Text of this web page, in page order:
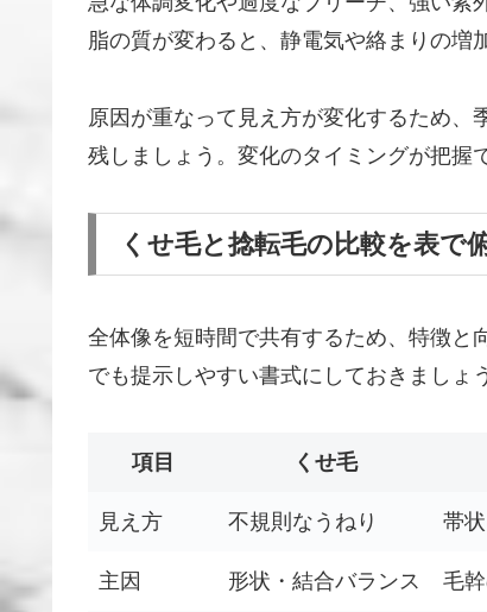
脂の質が変わると、静電気や絡まりの増
原因が重なって見え方が変化するため
残しましょう。変化のタイミングが把握
くせ毛と捻転毛の比較を表で
全体像を短時間で共有するため、特徴と
でも提示しやすい書式にしておきましょう
項目 くせ毛
見え方 不規則なうねり 帯
主因 形状・結合バランス 毛